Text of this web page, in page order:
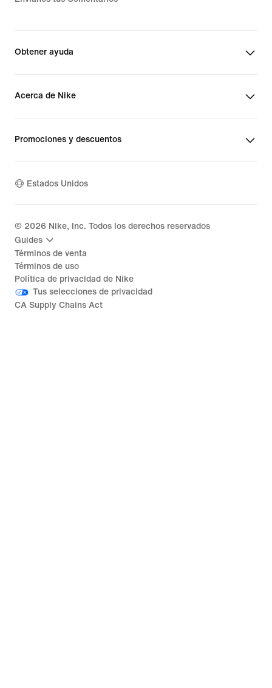
Obtener ayuda
Acerca de Nike
Promociones y descuentos
Estados Unidos
© 2026 Nike, Inc. Todos los derechos reservados
Guides
Términos de venta
Términos de uso
Política de privacidad de Nike
Tus selecciones de privacidad
CA Supply Chains Act